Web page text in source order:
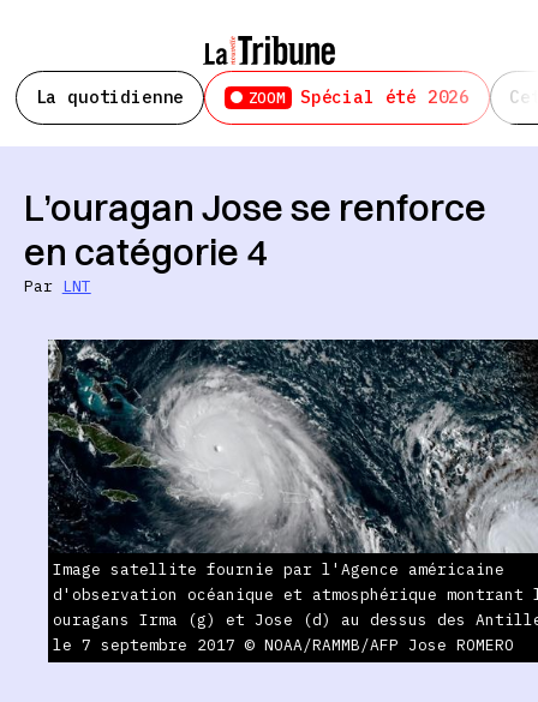
La quotidienne ZOOM Spécial été 2026
L’ouragan Jose se renforce
en catégorie 4
Par LNT
Image satellite fournie par l'Agence américaine
d'observation océanique et atmosphérique montrant
ouragans Irma (g) et Jose (d) au dessus des
le 7 septembre 2017 © NOAA/RAMMB/AFP Jose ROMERO